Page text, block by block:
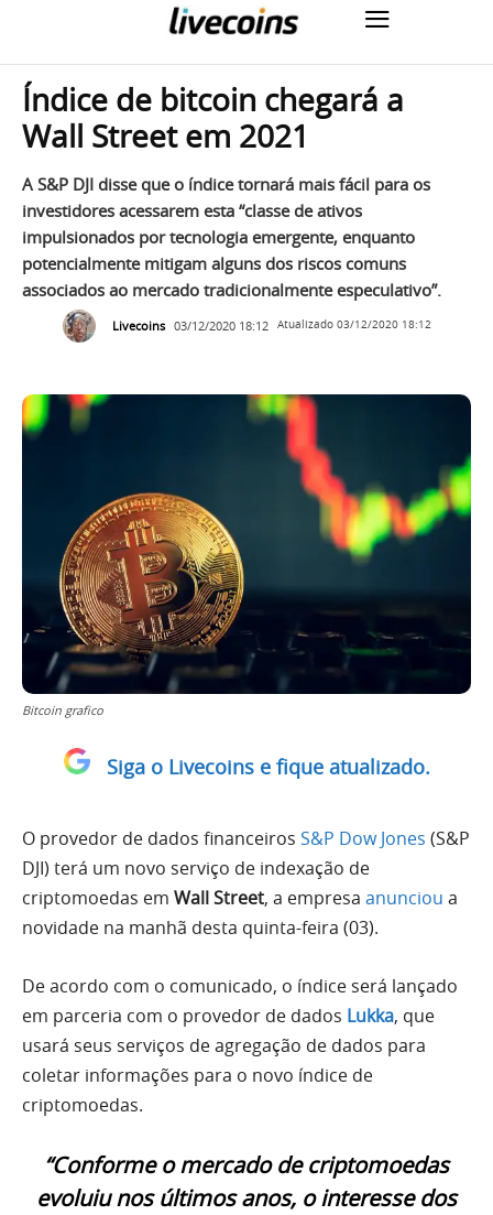
Índice de bitcoin chegará a
Wall Street em 2021
A S&P DJI disse que o índice tornará mais fácil para os
investidores acessarem esta “classe de ativos
impulsionados por tecnologia emergente, enquanto
potencialmente mitigam alguns dos riscos comuns
associados ao mercado tradicionalmente especulativo”.
Livecoins 03/12/2020 18:12 Atualizado 03/12/2020 18:12
Bitcoin grafico
Siga o Livecoins e fique atualizado.
O provedor de dados financeiros S&P Dow Jones (S&P
DJI) terá um novo serviço de indexação de
criptomoedas em Wall Street, a empresa anunciou a
novidade na manhã desta quinta-feira (03).
De acordo com o comunicado, o índice será lançado
em parceria com o provedor de dados Lukka, que
usará seus serviços de agregação de dados para
coletar informações para o novo índice de
criptomoedas.
“Conforme o mercado de criptomoedas
evoluiu nos últimos anos, o interesse dos